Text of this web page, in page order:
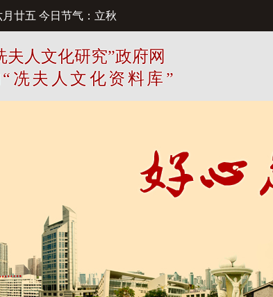
月廿五 今日节气：立秋
人文化研究”政府网
冼夫人文化资料库”